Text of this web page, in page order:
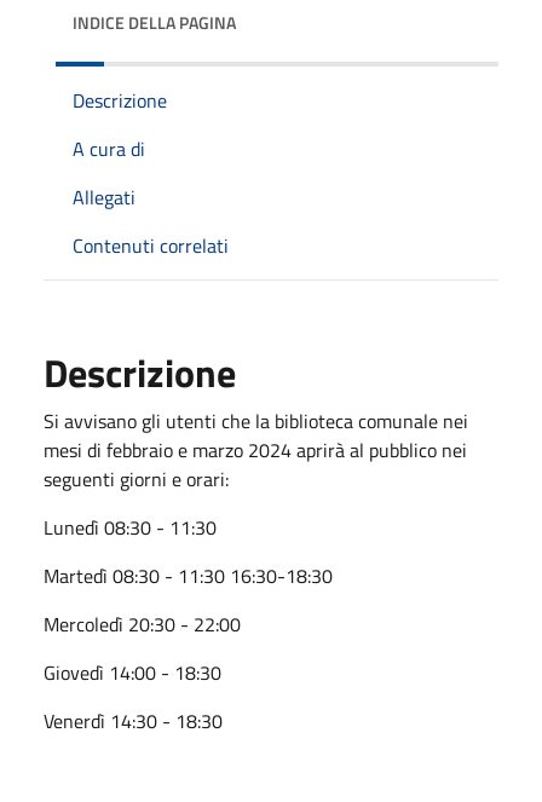
INDICE DELLA PAGINA
Descrizione
A cura di
Allegati
Contenuti correlati
Descrizione
Si avvisano gli utenti che la biblioteca comunale nei
mesi di febbraio e marzo 2024 aprirà al pubblico nei
seguenti giorni e orari:
Lunedì 08:30 - 11:30
Martedì 08:30 - 11:30 16:30-18:30
Mercoledì 20:30 - 22:00
Giovedì 14:00 - 18:30
Venerdì 14:30 - 18:30